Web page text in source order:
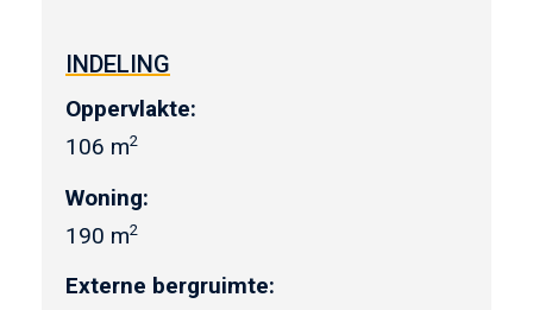
INDELING
Oppervlakte:
106 m2
Woning:
190 m2
Externe bergruimte: